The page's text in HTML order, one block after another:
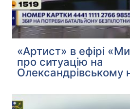
«Артист» в ефірі
про ситуацію на
Олександрівському